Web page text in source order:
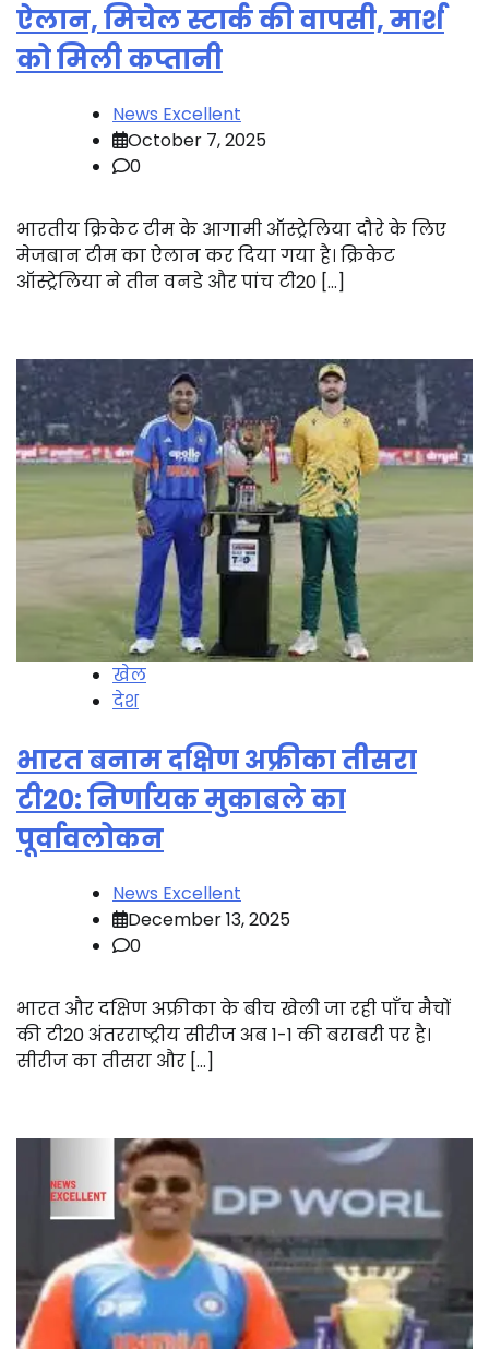
ऐलान, मिचेल स्टार्क की वापसी, मार्श
को मिली कप्तानी
News Excellent
October 7, 2025
0
भारतीय क्रिकेट टीम के आगामी ऑस्ट्रेलिया दौरे के लिए
मेजबान टीम का ऐलान कर दिया गया है। क्रिकेट
ऑस्ट्रेलिया ने तीन वनडे और पांच टी20 […]
खेल
देश
भारत बनाम दक्षिण अफ्रीका तीसरा
टी20: निर्णायक मुकाबले का
पूर्वावलोकन
News Excellent
December 13, 2025
0
भारत और दक्षिण अफ्रीका के बीच खेली जा रही पाँच मैचों
की टी20 अंतरराष्ट्रीय सीरीज अब 1-1 की बराबरी पर है।
सीरीज का तीसरा और […]